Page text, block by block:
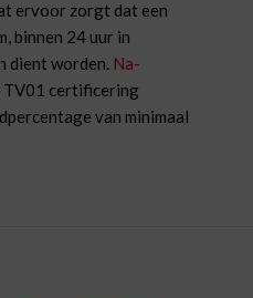
ervoor zorgt dat een
binnen 24 uur in
dient worden. Na-
TV01 certificering
van minimaal